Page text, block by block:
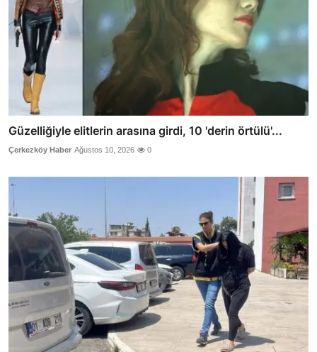
Güzelliğiyle elitlerin arasına girdi, 10 'derin örtülü'...
Çerkezköy Haber Ağustos 10, 2026 0